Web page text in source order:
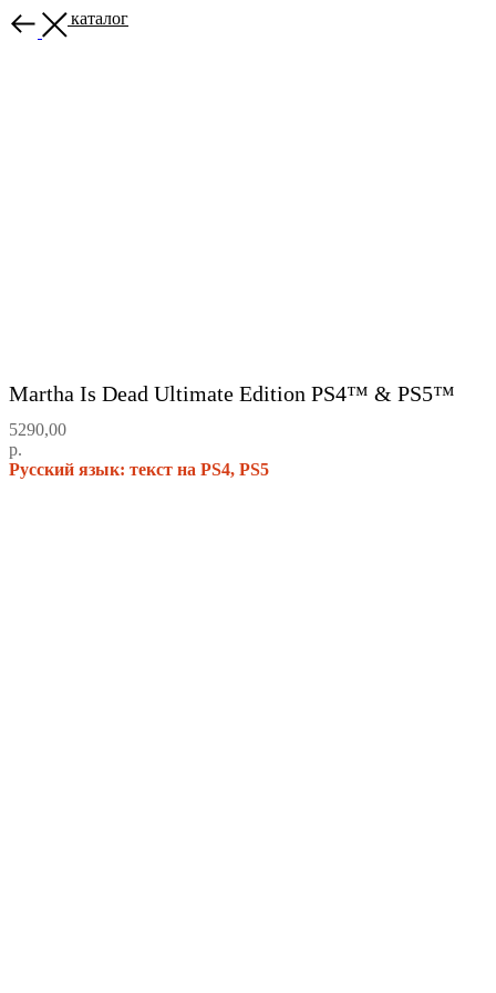
Назад в каталог
Martha Is Dead Ultimate Edition PS4™ & PS5™
5290,00
р.
Русский язык: текст на PS4, PS5